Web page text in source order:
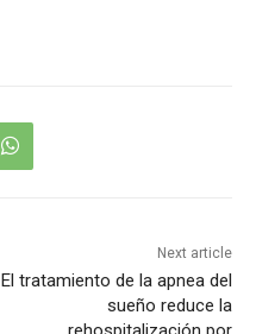
Next article
El tratamiento de la apnea del
sueño reduce la